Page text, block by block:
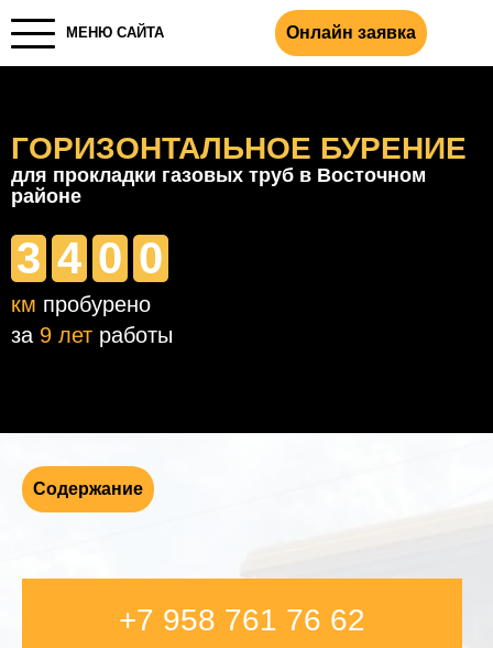
МЕНЮ САЙТА Онлайн заявка
ГОРИЗОНТАЛЬНОЕ БУРЕНИЕ
для прокладки газовых труб в Восточном
районе
3 4 0 0
км пробурено
за 9 лет работы
Содержание
+7 958 761 76 62